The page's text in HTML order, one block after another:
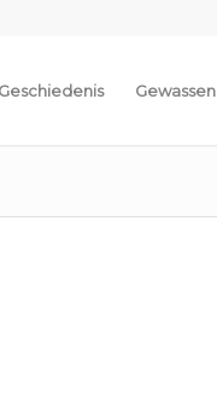
Geschiedenis Gewassen